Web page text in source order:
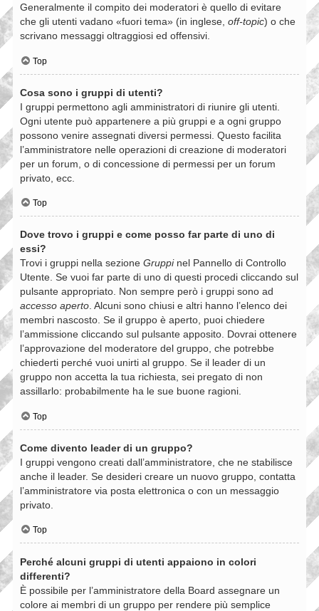
Generalmente il compito dei moderatori è quello di evitare
che gli utenti vadano «fuori tema» (in inglese, off-topic) o che
scrivano messaggi oltraggiosi ed offensivi.
Top
Cosa sono i gruppi di utenti?
I gruppi permettono agli amministratori di riunire gli utenti.
Ogni utente può appartenere a più gruppi e a ogni gruppo
possono venire assegnati diversi permessi. Questo facilita
l’amministratore nelle operazioni di creazione di moderatori
per un forum, o di concessione di permessi per un forum
privato, ecc.
Top
Dove trovo i gruppi e come posso far parte di uno di
essi?
Trovi i gruppi nella sezione Gruppinel Pannello di Controllo
Utente. Se vuoi far parte di uno di questi procedi cliccando sul
pulsante appropriato. Non sempre però i gruppi sono ad
accesso aperto. Alcuni sono chiusi e altri hanno l’elenco dei
membri nascosto. Se il gruppo è aperto, puoi chiedere
l’ammissione cliccando sul pulsante apposito. Dovrai ottenere
l’approvazione del moderatore del gruppo, che potrebbe
chiederti perché vuoi unirti al gruppo. Se il leader di un
gruppo non accetta la tua richiesta, sei pregato di non
assillarlo: probabilmente ha le sue buone ragioni.
Top
Come divento leader di un gruppo?
I gruppi vengono creati dall’amministratore, che ne stabilisce
anche il leader. Se desideri creare un nuovo gruppo, contatta
l’amministratore via posta elettronica o con un messaggio
privato.
Top
Perché alcuni gruppi di utenti appaiono in colori
differenti?
È possibile per l’amministratore della Board assegnare un
colore ai membri di un gruppo per rendere più semplice